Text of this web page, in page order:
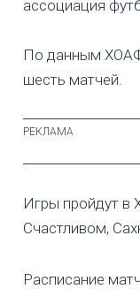
ассоциация
По данным
шесть матчей.
Игры пройдут в
Счастливом,
Расписание